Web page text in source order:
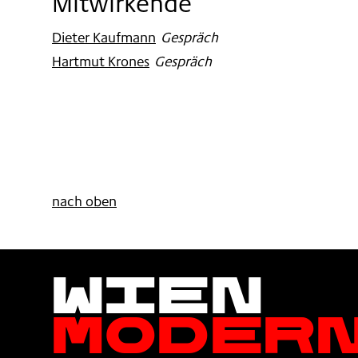
Dieter Kaufmann: Gespräch
Hartmut Krones
: Gespräch
nach oben
Wien